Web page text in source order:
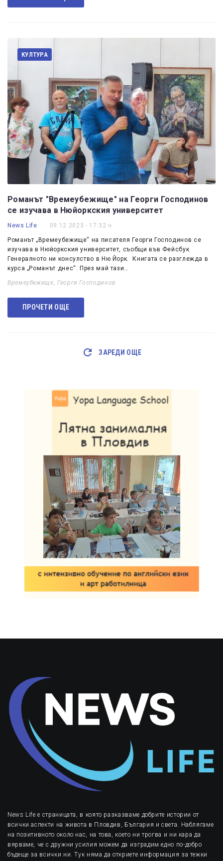
КУЛТУРА
Романът "Времеубежище" на Георги Господинов
се изучава в Нюйоркския университет
News Life 09.12.2023 - 17:32 ч.
Романът „Времеубежище“ на писателя Георги Господинов се
изучава в Нюйоркския университет, съобщи във Фейсбук
Генералното ни консулство в Ню Йорк. Книгата се разглежда в
курса „Романът днес“. През май тази…
Времеубежище Георги Господинов
ПРОЧЕТИ ОЩЕ
ЗАРЕДИ ОЩЕ
News Life е страницата, в която разказваме добрите истории от
всички аспекти на живота в Пловдив, България и света. Наблягаме
на позитивното около нас, на това, което ни трогва и ни кара да
вярваме, че с дружни усилия можем да изградим едно по-добро
бъдеще за всички ни. Тук няма да откриете информация за тежки